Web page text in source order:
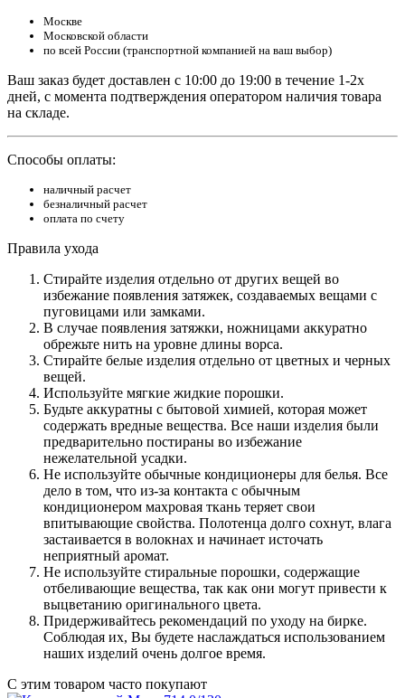
Москве
Московской области
по всей России (транспортной компанией на ваш выбор)
Ваш заказ будет доставлен с 10:00 до 19:00 в течение 1-2х
дней, с момента подтверждения оператором наличия товара
на складе.
Способы оплаты:
наличный расчет
безналичный расчет
оплата по счету
Правила ухода
Стирайте изделия отдельно от других вещей во
избежание появления затяжек, создаваемых вещами с
пуговицами или замками.
В случае появления затяжки, ножницами аккуратно
обрежьте нить на уровне длины ворса.
Стирайте белые изделия отдельно от цветных и черных
вещей.
Используйте мягкие жидкие порошки.
Будьте аккуратны с бытовой химией, которая может
содержать вредные вещества. Все наши изделия были
предварительно постираны во избежание
нежелательной усадки.
Не используйте обычные кондиционеры для белья. Все
дело в том, что из-за контакта с обычным
кондиционером махровая ткань теряет свои
впитывающие свойства. Полотенца долго сохнут, влага
застаивается в волокнах и начинает источать
неприятный аромат.
Не используйте стиральные порошки, содержащие
отбеливающие вещества, так как они могут привести к
выцветанию оригинального цвета.
Придерживайтесь рекомендаций по уходу на бирке.
Соблюдая их, Вы будете наслаждаться использованием
наших изделий очень долгое время.
С этим товаром часто покупают